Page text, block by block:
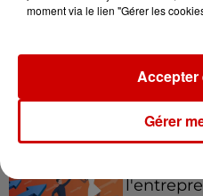
Podcasts
Kelly
moment via le lien "Gérer les
Gérer
Accepter